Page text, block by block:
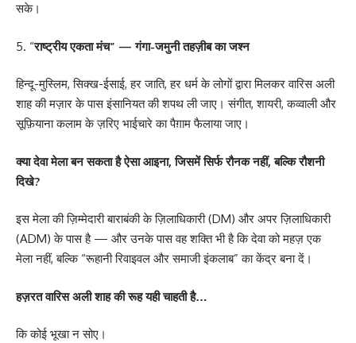
सके।
5. “राष्ट्रीय एकता मंच” — गंगा-जमुनी तहज़ीब का जश्न
हिन्दू-मुस्लिम, सिक्ख-ईसाई, हर जाति, हर धर्म के लोगों द्वारा मिलकर वारिस अली
शाह की मज़ार के पास इंसानियत की शपथ ली जाए। संगीत, शायरी, कव्वाली और
सूफ़ियाना कलाम के ज़रिए भाईचारे का पैग़ाम फैलाया जाए।
क्या देवा मेला बन सकता है ऐसा आइना, जिसमें सिर्फ रौनक नहीं, बल्कि रौशनी
दिखे?
इस मेला की ज़िम्मेदारी बाराबंकी के ज़िलाधिकारी (DM) और अपर ज़िलाधिकारी
(ADM) के पास है — और उनके पास वह शक्ति भी है कि देवा को महज़ एक
मेला नहीं, बल्कि “रूहानी रिवाइवल और समाजी इंकलाब” का केंद्र बना दें।
हज़रत वारिस अली शाह की रूह यही चाहती है…
कि कोई भूखा न सोए।